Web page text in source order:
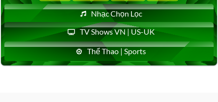
Nhạc Chọn Lọc
TV Shows VN | US-UK
Thể Thao | Sports